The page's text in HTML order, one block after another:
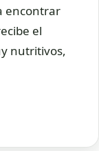
encontrar
el
nutritivos,